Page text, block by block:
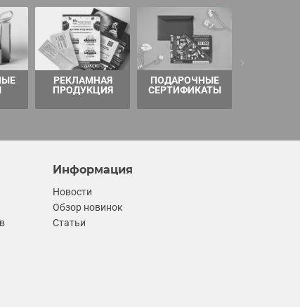
РЕКЛАМНАЯ
ПРОДУКЦИЯ
ПОДАРОЧНЫЕ
СЕРТИФИКАТЫ
Информация
Новости
Обзор новинок
Статьи